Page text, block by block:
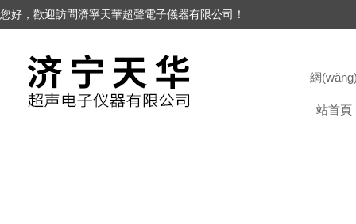
您好，歡迎訪問濟寧天華超聲電子儀器有限公司！
網
站首頁